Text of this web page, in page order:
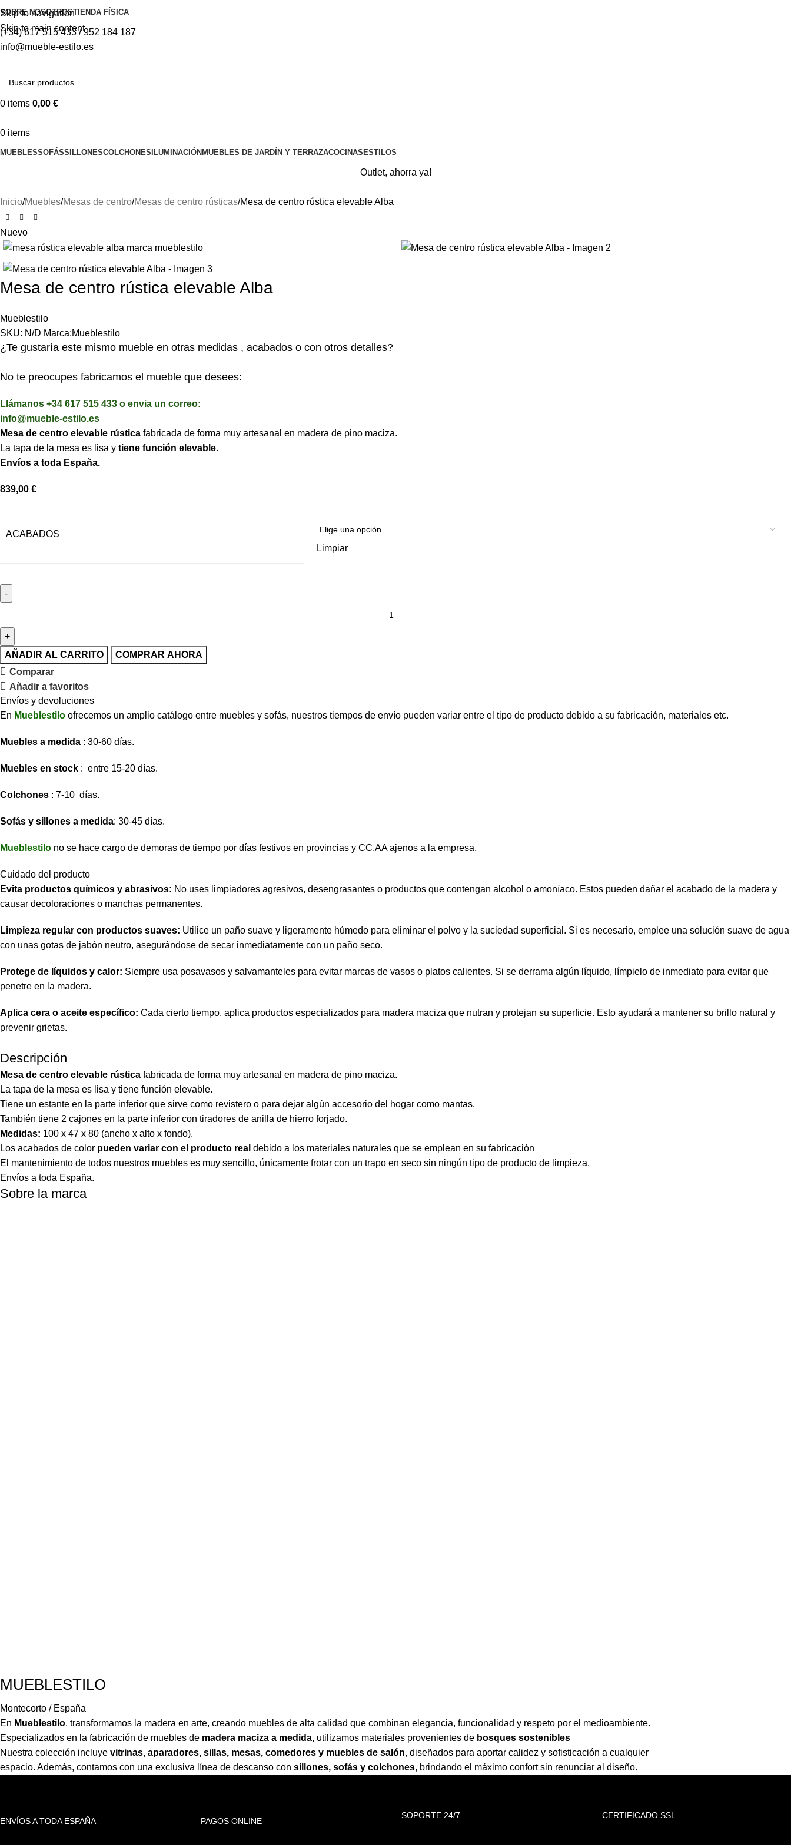
Skip to navigation
Skip to main content
SOBRE NOSOTROSTIENDA FÍSICA
(+34) 617 515 433 / 952 184 187
info@mueble-estilo.es
0 items 0,00 €
0 items
MUEBLESSOFÁSSILLONESCOLCHONES ILUMINACIÓN MUEBLES DE JARDÍN Y TERRAZACOCINAS ESTILOS
Outlet, ahorra ya!
Inicio Muebles Mesas de centro Mesas de centro rústicas Mesa de centro rústica elevable Alba
Nuevo
Mesa de centro rústica elevable Alba
Mueblestilo
SKU: N/D Marca:Mueblestilo
¿Te gustaría este mismo mueble en otras medidas , acabados o con otros detalles?
No te preocupes fabricamos el mueble que desees:
Llámanos +34 617 515 433 o envia un correo:
info@mueble-estilo.es
Mesa de centro elevable rústica fabricada de forma muy artesanal en madera de pino maciza.
La tapa de la mesa es lisa y tiene función elevable.
Envíos a toda España.
839,00 €
ACABADOS
Limpiar
AÑADIR AL CARRITO
COMPRAR AHORA
Comparar
Añadir a favoritos
Envíos y devoluciones
En Mueblestilo ofrecemos un amplio catálogo entre muebles y sofás, nuestros tiempos de envío pueden variar entre el tipo de producto debido a su fabricación, materiales etc.
Muebles a medida : 30-60 días.
Muebles en stock : entre 15-20 días.
Colchones : 7-10 días.
Sofás y sillones a medida: 30-45 días.
Mueblestilo no se hace cargo de demoras de tiempo por días festivos en provincias y CC.AA ajenos a la empresa.
Cuidado del producto
Evita productos químicos y abrasivos: No uses limpiadores agresivos, desengrasantes o productos que contengan alcohol o amoníaco. Estos pueden dañar el acabado de la madera y
causar decoloraciones o manchas permanentes.
Limpieza regular con productos suaves: Utilice un paño suave y ligeramente húmedo para eliminar el polvo y la suciedad superficial. Si es necesario, emplee una solución suave de agua
con unas gotas de jabón neutro, asegurándose de secar inmediatamente con un paño seco.
Protege de líquidos y calor: Siempre usa posavasos y salvamanteles para evitar marcas de vasos o platos calientes. Si se derrama algún líquido, límpielo de inmediato para evitar que
penetre en la madera.
Aplica cera o aceite específico: Cada cierto tiempo, aplica productos especializados para madera maciza que nutran y protejan su superficie. Esto ayudará a mantener su brillo natural y
prevenir grietas.
Descripción
Mesa de centro elevable rústica fabricada de forma muy artesanal en madera de pino maciza.
La tapa de la mesa es lisa y tiene función elevable.
Tiene un estante en la parte inferior que sirve como revistero o para dejar algún accesorio del hogar como mantas.
También tiene 2 cajones en la parte inferior con tiradores de anilla de hierro forjado.
Medidas: 100 x 47 x 80 (ancho x alto x fondo).
Los acabados de color pueden variar con el producto real debido a los materiales naturales que se emplean en su fabricación
El mantenimiento de todos nuestros muebles es muy sencillo, únicamente frotar con un trapo en seco sin ningún tipo de producto de limpieza.
Envíos a toda España.
Sobre la marca
MUEBLESTILO
Montecorto / España
En Mueblestilo, transformamos la madera en arte, creando muebles de alta calidad que combinan elegancia, funcionalidad y respeto por el medioambiente.
Especializados en la fabricación de muebles de madera maciza a medida, utilizamos materiales provenientes de bosques sostenibles
Nuestra colección incluye vitrinas, aparadores, sillas, mesas, comedores y muebles de salón, diseñados para aportar calidez y sofisticación a cualquier
espacio. Además, contamos con una exclusiva línea de descanso con sillones, sofás y colchones, brindando el máximo confort sin renunciar al diseño.
ENVÍOS A TODA ESPAÑA PAGOS ONLINE
SOPORTE 24/7 CERTIFICADO SSL